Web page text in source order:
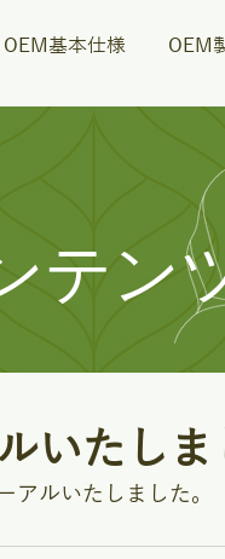
OEM基本仕様 OEM
テン
いたしま
アルいたしました。